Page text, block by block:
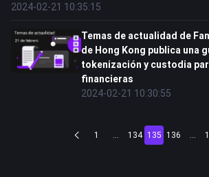
2024-02-21 10:35:15
Temas de actualidad de
de Hong Kong publica una
tokenización y custodia
financieras
2024-02-21 10:30:55
1 ... 134 135 136 ...